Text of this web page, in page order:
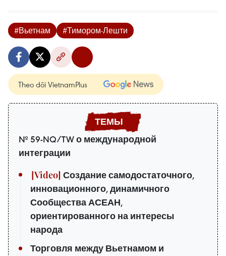
#Вьетнам #Тимором-Лешти
Theo dõi VietnamPlus
№ 59-NQ/TW о международной
интеграции
Создание самодостаточного,
инновационного, динамичного
Сообщества АСЕАН,
ориентированного на интересы
народа
Торговля между Вьетнамом и